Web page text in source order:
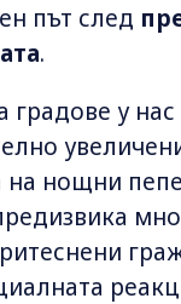
път след
.
градове у
на нощни